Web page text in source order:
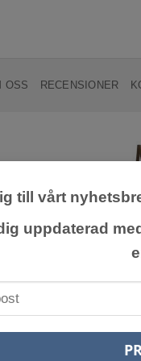
OSS RECENSIONER
till vårt
uppdaterad